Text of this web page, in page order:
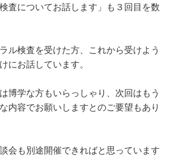
査についてお話します」も３回目を数
ル検査を受けた方、これから受けよう
にお話しています。
博学な方もいらっしゃり、次回はもう
内容でお願いしますとのご要望もあり
会も別途開催できればと思っています